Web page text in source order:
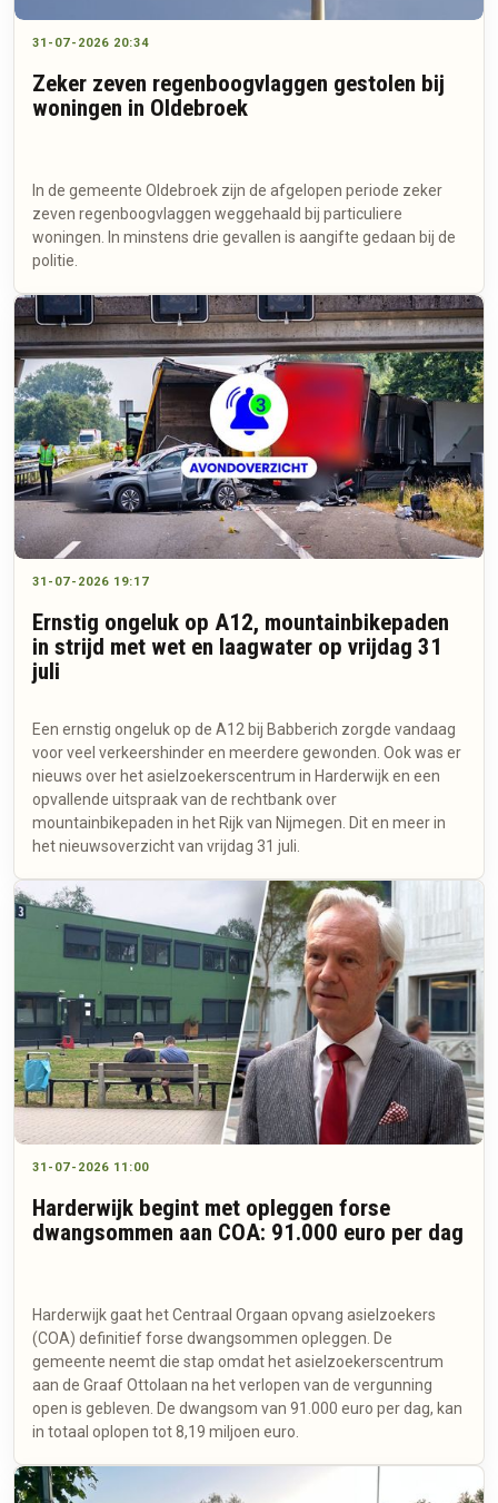
31-07-2026 20:34
Zeker zeven regenboogvlaggen gestolen bij
woningen in Oldebroek
In de gemeente Oldebroek zijn de afgelopen periode zeker
zeven regenboogvlaggen weggehaald bij particuliere
woningen. In minstens drie gevallen is aangifte gedaan bij de
politie.
31-07-2026 19:17
Ernstig ongeluk op A12, mountainbikepaden
in strijd met wet en laagwater op vrijdag 31
juli
Een ernstig ongeluk op de A12 bij Babberich zorgde vandaag
voor veel verkeershinder en meerdere gewonden. Ook was er
nieuws over het asielzoekerscentrum in Harderwijk en een
opvallende uitspraak van de rechtbank over
mountainbikepaden in het Rijk van Nijmegen. Dit en meer in
het nieuwsoverzicht van vrijdag 31 juli.
31-07-2026 11:00
Harderwijk begint met opleggen forse
dwangsommen aan COA: 91.000 euro per dag
Harderwijk gaat het Centraal Orgaan opvang asielzoekers
(COA) definitief forse dwangsommen opleggen. De
gemeente neemt die stap omdat het asielzoekerscentrum
aan de Graaf Ottolaan na het verlopen van de vergunning
open is gebleven. De dwangsom van 91.000 euro per dag, kan
in totaal oplopen tot 8,19 miljoen euro.